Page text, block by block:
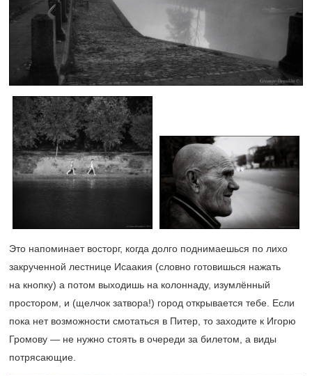
Это напоминает восторг, когда долго поднимаешься по лихо
закрученной лестнице Исаакия (словно готовишься нажать
на кнопку) а потом выходишь на колоннаду, изумлённый
простором, и (щелчок затвора!) город открывается тебе. Если
пока нет возможности смотаться в Питер, то заходите к Игорю
Громову — не нужно стоять в очереди за билетом, а виды
потрясающие.